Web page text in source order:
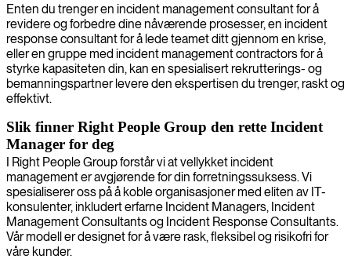
Enten du trenger en incident management consultant for å
revidere og forbedre dine nåværende prosesser, en incident
response consultant for å lede teamet ditt gjennom en krise,
eller en gruppe med incident management contractors for å
styrke kapasiteten din, kan en spesialisert rekrutterings- og
bemanningspartner levere den ekspertisen du trenger, raskt og
effektivt.
Slik finner Right People Group den rette Incident
Manager for deg
I Right People Group forstår vi at vellykket incident
management er avgjørende for din forretningssuksess. Vi
spesialiserer oss på å koble organisasjoner med eliten av IT-
konsulenter, inkludert erfarne Incident Managers, Incident
Management Consultants og Incident Response Consultants.
Vår modell er designet for å være rask, fleksibel og risikofri for
våre kunder.